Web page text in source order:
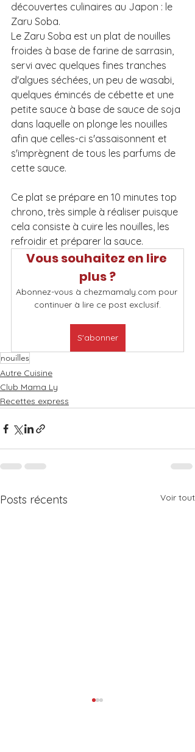
découvertes culinaires au Japon : le
Zaru Soba.
Le Zaru Soba est un plat de nouilles
froides à base de farine de sarrasin,
servi avec quelques fines tranches
d'algues séchées, un peu de wasabi,
quelques émincés de cébette et une
petite sauce à base de sauce de soja
dans laquelle on plonge les nouilles
afin que celles-ci s'assaisonnent et
s'imprègnent de tous les parfums de
cette sauce.
Ce plat se prépare en 10 minutes top
chrono, très simple à réaliser puisque
cela consiste à cuire les nouilles, les
refroidir et préparer la sauce.
Vous souhaitez en lire
plus ?
Abonnez-vous à chezmamaly.com pour
continuer à lire ce post exclusif.
S'abonner
nouilles
Autre Cuisine
Club Mama Ly
Recettes express
Posts récents Voir tout